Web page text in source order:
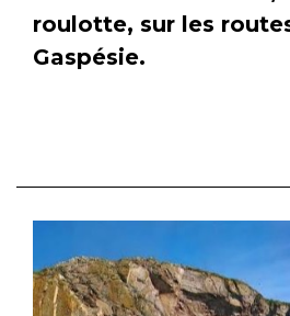
roulotte, sur les
Gaspésie.